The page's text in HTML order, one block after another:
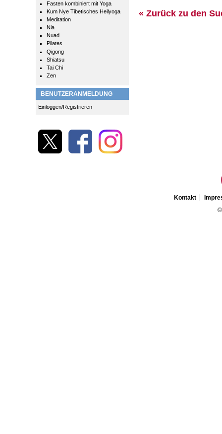
Fasten kombiniert mit Yoga
Kum Nye Tibetisches Heilyoga
Meditation
Nia
Nuad
Pilates
Qigong
Shiatsu
Tai Chi
Zen
BENUTZERANMELDUNG
Einloggen/Registrieren
« Zurück zu den
Kontakt
©